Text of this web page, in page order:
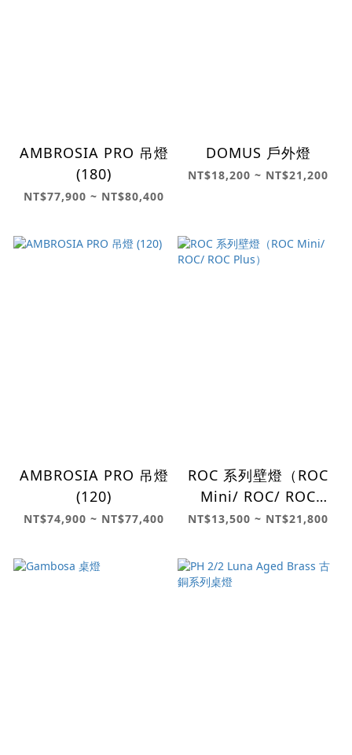
AMBROSIA PRO 吊燈
(180)
NT$77,900 ~ NT$80,400
DOMUS 戶外燈
NT$18,200 ~ NT$21,200
AMBROSIA PRO 吊燈
(120)
NT$74,900 ~ NT$77,400
ROC 系列壁燈（ROC
Mini/ ROC/ ROC
Plus）
NT$13,500 ~ NT$21,800